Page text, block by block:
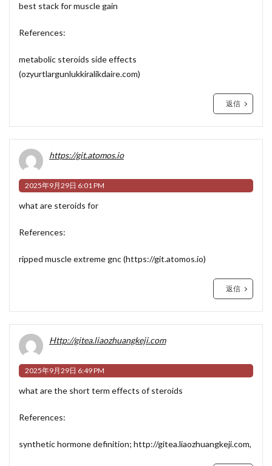
best stack for muscle gain
References:
metabolic steroids side effects
(ozyurtlargunlukkiralikdaire.com)
返信
https://git.atomos.io
2025年9月29日 6:01 PM
what are steroids for
References:
ripped muscle extreme gnc (https://git.atomos.io)
返信
Http://gitea.liaozhuangkeji.com
2025年9月29日 6:49 PM
what are the short term effects of steroids
References:
synthetic hormone definition; http://gitea.liaozhuangkeji.com,